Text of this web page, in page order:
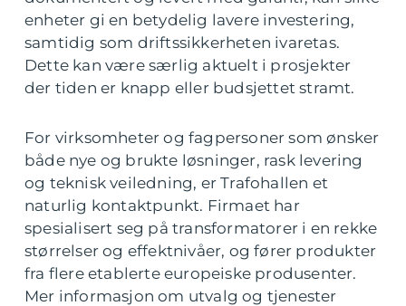
enheter gi en betydelig lavere investering,
samtidig som driftssikkerheten ivaretas.
Dette kan være særlig aktuelt i prosjekter
der tiden er knapp eller budsjettet stramt.
For virksomheter og fagpersoner som ønsker
både nye og brukte løsninger, rask levering
og teknisk veiledning, er Trafohallen et
naturlig kontaktpunkt. Firmaet har
spesialisert seg på transformatorer i en rekke
størrelser og effektnivåer, og fører produkter
fra flere etablerte europeiske produsenter.
Mer informasjon om utvalg og tjenester